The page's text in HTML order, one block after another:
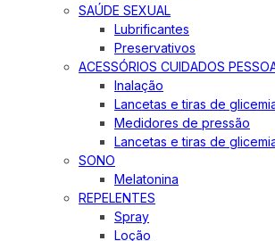
SAÚDE SEXUAL
Lubrificantes
Preservativos
ACESSÓRIOS CUIDADOS
Inalação
Lancetas e tiras de
Medidores de pressão
Lancetas e tiras de
SONO
Melatonina
REPELENTES
Spray
Loção